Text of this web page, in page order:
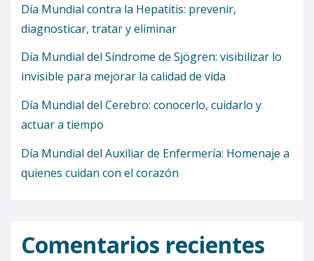
Día Mundial contra la Hepatitis: prevenir,
diagnosticar, tratar y eliminar
Día Mundial del Síndrome de Sjögren: visibilizar lo
invisible para mejorar la calidad de vida
Día Mundial del Cerebro: conocerlo, cuidarlo y
actuar a tiempo
Día Mundial del Auxiliar de Enfermería: Homenaje a
quienes cuidan con el corazón
Comentarios recientes